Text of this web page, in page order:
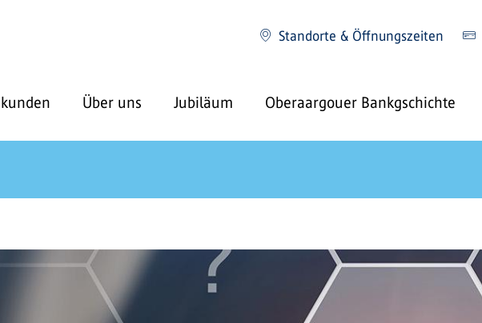
Standorte & Öffnungszeiten
Über uns Jubiläum Oberaargouer Bankgschichte